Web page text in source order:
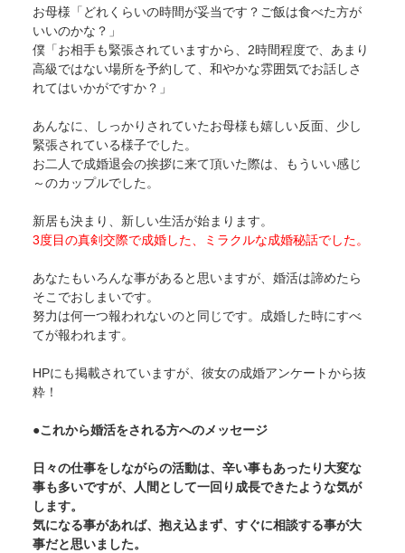
お母様「どれくらいの時間が妥当です？ご飯は食べた方が
いいのかな？」
僕「お相手も緊張されていますから、2時間程度で、あまり
高級ではない場所を予約して、和やかな雰囲気でお話しさ
れてはいかがですか？」
あんなに、しっかりされていたお母様も嬉しい反面、少し
緊張されている様子でした。
お二人で成婚退会の挨拶に来て頂いた際は、もういい感じ
～のカップルでした。
新居も決まり、新しい生活が始まります。
3度目の真剣交際で成婚した、ミラクルな成婚秘話でした。
あなたもいろんな事があると思いますが、婚活は諦めたら
そこでおしまいです。
努力は何一つ報われないのと同じです。成婚した時にすべ
てが報われます。
HPにも掲載されていますが、彼女の成婚アンケートから抜
粋！
●これから婚活をされる方へのメッセージ
日々の仕事をしながらの活動は、辛い事もあったり大変な
事も多いですが、人間として一回り成長できたような気が
します。
気になる事があれば、抱え込まず、すぐに相談する事が大
事だと思いました。